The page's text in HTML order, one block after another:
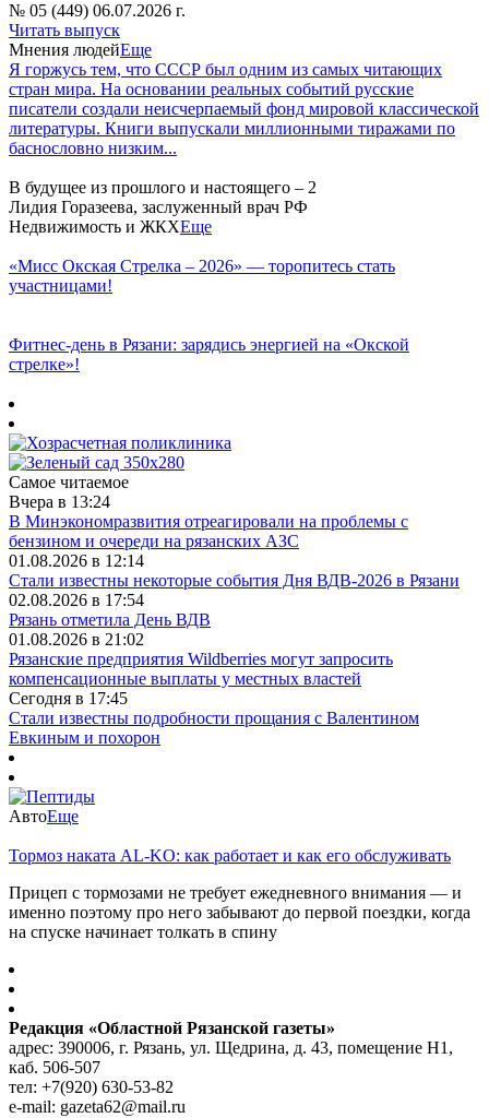
№ 05 (449) 06.07.2026 г.
Читать выпуск
Мнения людейЕще
Я горжусь тем, что СССР был одним из самых читающих
стран мира. На основании реальных событий русские
писатели создали неисчерпаемый фонд мировой классической
литературы. Книги выпускали миллионными тиражами по
баснословно низким...
В будущее из прошлого и настоящего – 2
Лидия Горазеева, заслуженный врач РФ
Недвижимость и ЖКХЕще
«Мисс Окская Стрелка – 2026» — торопитесь стать
участницами!
Фитнес‑день в Рязани: зарядись энергией на «Окской
стрелке»!
Самое читаемое
Вчера в 13:24
В Минэкономразвития отреагировали на проблемы с
бензином и очереди на рязанских АЗС
01.08.2026 в 12:14
Стали известны некоторые события Дня ВДВ-2026 в Рязани
02.08.2026 в 17:54
Рязань отметила День ВДВ
01.08.2026 в 21:02
Рязанские предприятия Wildberries могут запросить
компенсационные выплаты у местных властей
Сегодня в 17:45
Стали известны подробности прощания с Валентином
Евкиным и похорон
АвтоЕще
Тормоз наката AL-KO: как работает и как его обслуживать
Прицеп с тормозами не требует ежедневного внимания — и
именно поэтому про него забывают до первой поездки, когда
на спуске начинает толкать в спину
Редакция «Областной Рязанской газеты»
адрес: 390006, г. Рязань, ул. Щедрина, д. 43, помещение Н1,
каб. 506-507
тел: +7(920) 630-53-82
e-mail: gazeta62@mail.ru